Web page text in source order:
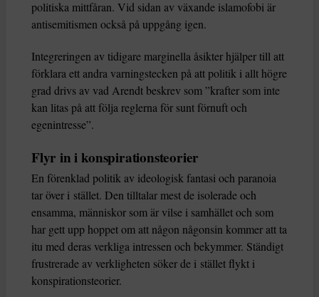
politiska mittfåran. Vid sidan av växande islamofobi är
antisemitismen också på uppgång igen.
Integreringen av tidigare marginella åsikter hjälper till att
förklara ett andra varningstecken på att politik i allt högre
grad drivs av vad Arendt beskrev som ”krafter som inte
kan litas på att följa reglerna för sunt förnuft och
egenintresse”.
Flyr in i konspirationsteorier
En förenklad politik av ideologisk fantasi och paranoia
tar över i stället. Den tilltalar mest de isolerade och
ensamma, människor som är vilse i samhället och som
har gett upp hoppet om att någon någonsin kommer att ta
itu med deras verkliga intressen och bekymmer. Ständigt
frustrerade av verkligheten söker de i stället flykt i
konspirationsteorier.